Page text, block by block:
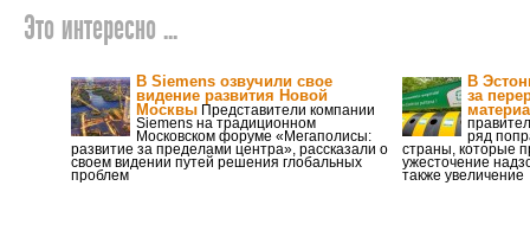
Это интересно ...
В Siemens озвучили свое
видение развития Новой
Москвы Представители компании
Siemens на традиционном
Московском форуме «Мегаполисы:
развитие за пределами центра», рассказали о
своем видении путей решения глобальных
проблем
В
за
ряд
страны, которые
ужесточение
также увеличение